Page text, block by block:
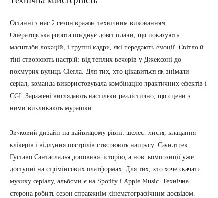
Останні з нас 2 сезон вражає технічним виконанням.
Операторська робота поєднує довгі плани, що показують
масштаби локацій, і крупні кадри, які передають емоції. Світло й
тіні створюють настрій: від теплих вечорів у Джексоні до
похмурих вулиць Сіетла. Для тих, хто цікавиться як знімали
серіал, команда використовувала комбінацію практичних ефектів і
CGI. Заражені виглядають настільки реалістично, що сцени з
ними викликають мурашки.
Звуковий дизайн на найвищому рівні: шелест листя, клацання
клікерів і відлуння пострілів створюють напругу. Саундтрек
Густаво Сантаолалья доповнює історію, а нові композиції уже
доступні на стрімінгових платформах. Для тих, хто хоче скачати
музику серіалу, альбоми є на Spotify і Apple Music. Технічна
сторона робить сезон справжнім кінематографічним досвідом.